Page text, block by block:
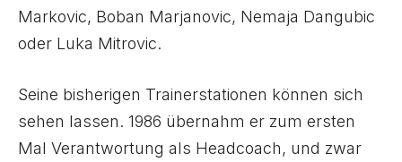
Markovic, Boban Marjanovic, Nemaja Dangubic
oder Luka Mitrovic.
Seine bisherigen Trainerstationen können sich
sehen lassen. 1986 übernahm er zum ersten
Mal Verantwortung als Headcoach, und zwar